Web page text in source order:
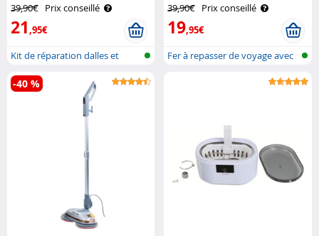
39,90€ Prix conseillé
21,95€
Kit de réparation dalles et
carreau..
39,90€ Prix conseillé
19,95€
Fer à repasser de voyage avec
-40 %